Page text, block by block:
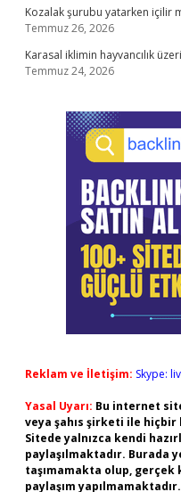
Kozalak şurubu yatarken içilir
Temmuz 26, 2026
Karasal iklimin hayvancılık
Temmuz 24, 2026
Reklam ve İletişim: Skype:
Yasal Uyarı: Bu internet
veya şahıs şirketi ile hiçbir
Sitede yalnızca kendi
paylaşılmaktadır. Burada
taşımamakta olup, gerçek
paylaşım